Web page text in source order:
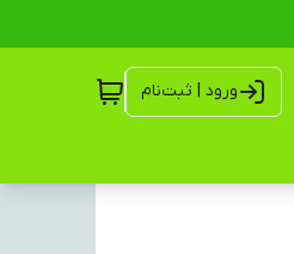
ورود | ثبت‌نام